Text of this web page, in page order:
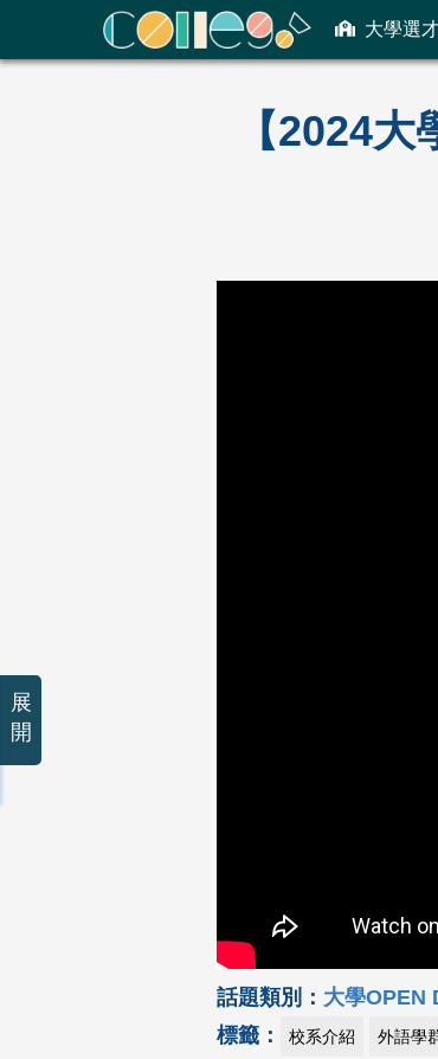
大學選
ColleGo! 大學選才與高中育才輔助系統
【2024
話題類別： 大學OPEN
標籤：
校系介紹 外語學
展
開